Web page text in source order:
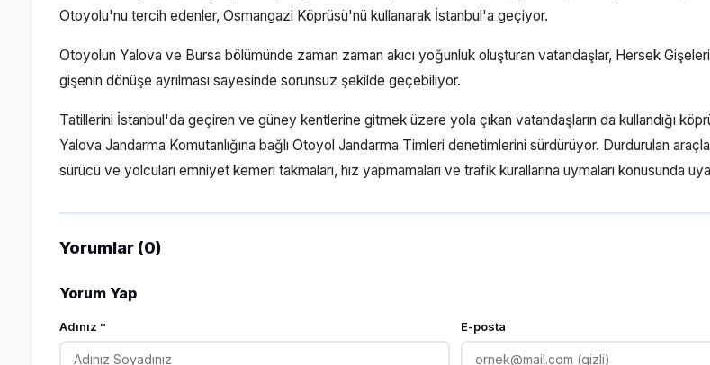
Otoyolu'nu tercih edenler, Osmangazi Köprüsü'nü kullanarak İstanbul'a geçiyor.
Otoyolun Yalova ve Bursa bölümünde zaman zaman akıcı yoğunluk oluşturan vatandaşlar, Hersek
gişenin dönüşe ayrılması sayesinde sorunsuz şekilde geçebiliyor.
Tatillerini İstanbul'da geçiren ve güney kentlerine gitmek üzere yola çıkan vatandaşların da kullandığı
Yalova Jandarma Komutanlığına bağlı Otoyol Jandarma Timleri denetimlerini sürdürüyor. Durdurulan
sürücü ve yolcuları emniyet kemeri takmaları, hız yapmamaları ve trafik kurallarına uymaları konusunda
Yorumlar (0)
Yorum Yap
Adınız * E-posta